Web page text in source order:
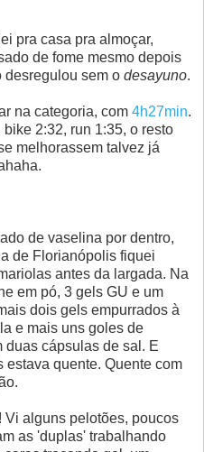
pra casa pra almoçar,
de fome mesmo depois
desregulou sem o desayuno.
na categoria, com 4h27min.
2:32, run 1:35, o resto
melhorassem talvez já
de vaselina por dentro,
de Florianópolis fiquei
antes da largada. Na
em pó, 3 gels GU e um
dois gels empurrados à
e mais uns goles de
duas cápsulas de sal. E
quente. Quente com
Vi alguns pelotões, poucos
as 'duplas' trabalhando